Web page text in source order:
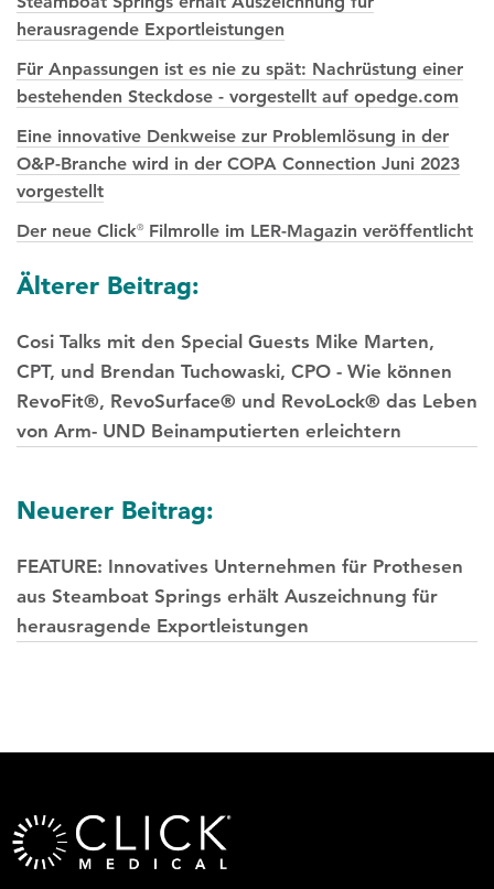
herausragende Exportleistungen
Für Anpassungen ist es nie zu spät: Nachrüstung einer
bestehenden Steckdose - vorgestellt auf opedge.com
Eine innovative Denkweise zur Problemlösung in der
O&P-Branche wird in der COPA Connection Juni 2023
vorgestellt
Der neue Click® Filmrolle im LER-Magazin veröffentlicht
Posts
Navigation
Älterer Beitrag:
Cosi Talks mit den Special Guests Mike Marten,
CPT, und Brendan Tuchowaski, CPO - Wie können
RevoFit®, RevoSurface® und RevoLock® das Leben
von Arm- UND Beinamputierten erleichtern
Neuerer Beitrag:
FEATURE: Innovatives Unternehmen für Prothesen
aus Steamboat Springs erhält Auszeichnung für
herausragende Exportleistungen